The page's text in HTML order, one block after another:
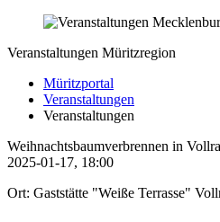
Veranstaltungen Müritzregion
Müritzportal
Veranstaltungen
Veranstaltungen
Weihnachtsbaumverbrennen in
2025-01-17, 18:00
Ort: Gaststätte "Weiße Terrasse"